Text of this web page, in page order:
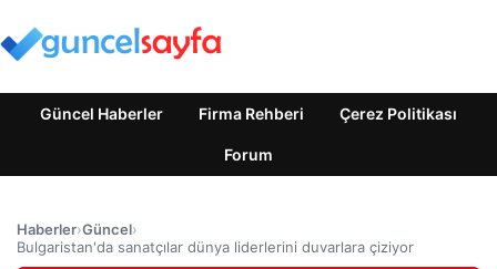
Güncel Haberler Firma Rehberi Çerez Politikası
Forum
Haberler›Güncel›
Bulgaristan'da sanatçılar dünya liderlerini duvarlara çiziyor